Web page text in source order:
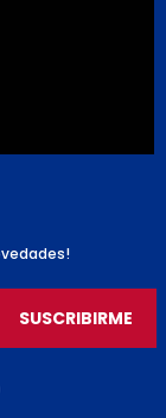
SUSCRIBIRME